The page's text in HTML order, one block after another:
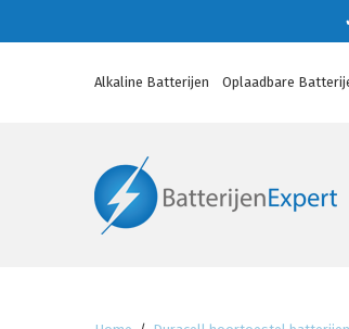
Alkaline Batterijen Oplaadbare